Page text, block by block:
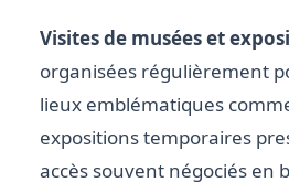
Visites de musées et
organisées régulièrement
lieux emblématiques
expositions temporaires
accès souvent négociés en